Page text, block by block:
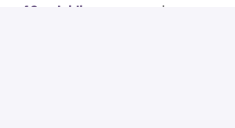
40 opleidingsuren
per jaar om